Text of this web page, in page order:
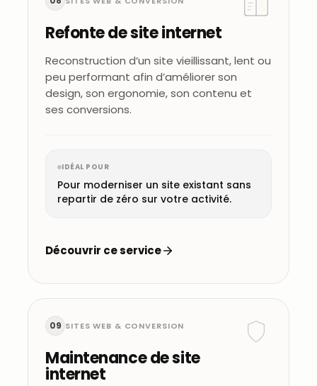
Refonte de site internet
Reconstruction d’un site vieillissant, lent ou
peu performant afin d’améliorer son
design, son ergonomie, son contenu et
ses conversions.
IDÉAL POUR
Pour moderniser un site existant sans
repartir de zéro sur votre activité.
Découvrir ce service
09 SITES WEB & CONVERSION
Maintenance de site
internet